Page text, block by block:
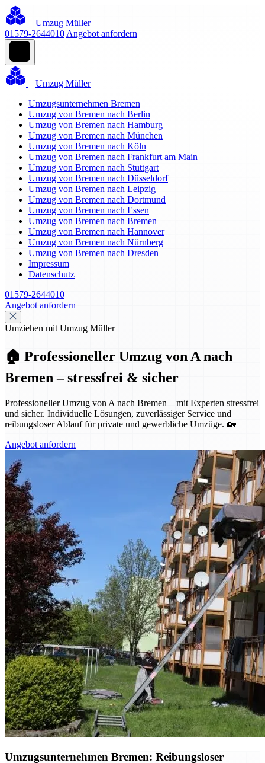
Umzug Müller
01579-2644010 Angebot anfordern
Umzug Müller
Umzugsunternehmen Bremen
Umzug von Bremen nach Berlin
Umzug von Bremen nach Hamburg
Umzug von Bremen nach München
Umzug von Bremen nach Köln
Umzug von Bremen nach Frankfurt am Main
Umzug von Bremen nach Stuttgart
Umzug von Bremen nach Düsseldorf
Umzug von Bremen nach Leipzig
Umzug von Bremen nach Dortmund
Umzug von Bremen nach Essen
Umzug von Bremen nach Bremen
Umzug von Bremen nach Hannover
Umzug von Bremen nach Nürnberg
Umzug von Bremen nach Dresden
Impressum
Datenschutz
01579-2644010
Angebot anfordern
Umziehen mit Umzug Müller
🏠 Professioneller Umzug von A nach
Bremen – stressfrei & sicher
Professioneller Umzug von A nach Bremen – mit Experten stressfrei
und sicher. Individuelle Lösungen, zuverlässiger Service und
reibungsloser Ablauf für private und gewerbliche Umzüge. 🏡
Angebot anfordern
Umzugsunternehmen Bremen: Reibungsloser